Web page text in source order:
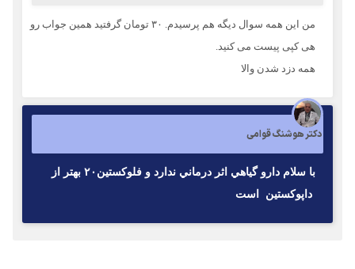
من این همه سوال دیگه هم پرسیدم. ۳۰ تومان گرفتید همین جواب رو
هی کپی پیست می کنید.
همه دزد شدن والا
دکتر هوشنگ قوامی
با سلام دارو گياهي اثر درماني ندارد و فلوكستين٢٠ بهتر از
داپوكستين است